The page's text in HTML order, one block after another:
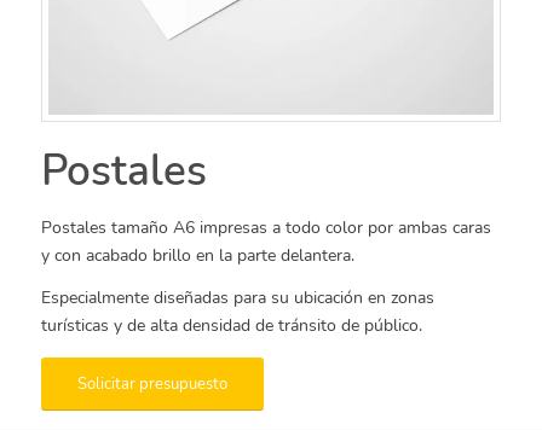
Postales
Postales tamaño A6 impresas a todo color por ambas caras
y con acabado brillo en la parte delantera.
Especialmente diseñadas para su ubicación en zonas
turísticas y de alta densidad de tránsito de público.
Solicitar presupuesto